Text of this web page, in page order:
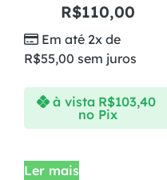
R$110,00
Em até 2x de
R$55,00 sem juros
à vista R$103,40
no Pix
Ler mais